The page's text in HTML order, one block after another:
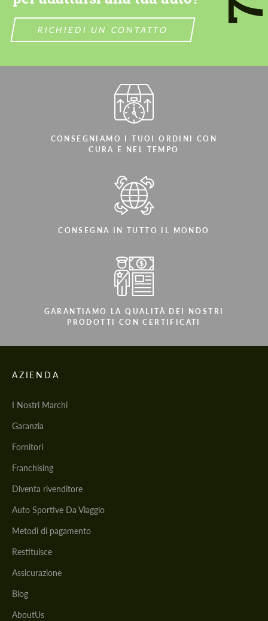
RICHIEDI UN CONTATTO
CONSEGNIAMO I TUOI ORDINI CON
CURA E NEL TEMPO
CONSEGNA IN TUTTO IL MONDO
GARANTIAMO LA QUALITÀ DEI NOSTRI
PRODOTTI CON CERTIFICATI
AZIENDA
I Nostri Marchi
Garanzia
Fornitori
Franchising
Diventa rivenditore
Auto Sportive Da Viaggio
Metodi di pagamento
Restituisce
Assicurazione
Blog
AboutUs